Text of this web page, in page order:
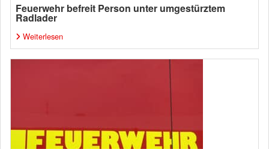
Feuerwehr befreit Person unter umgestürztem
Radlader
Weiterlesen